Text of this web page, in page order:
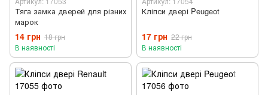
Тяга замка дверей для різних
марок
14 грн 18 грн
В наявності
Кліпси двері Peugeot
17 грн 22 грн
В наявності